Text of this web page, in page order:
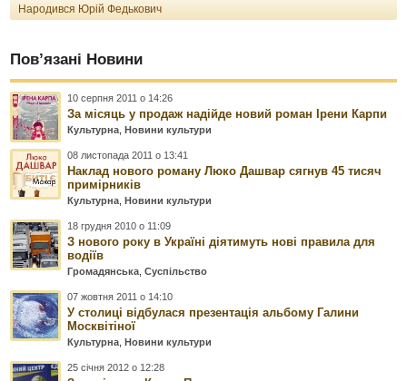
Народився Юрій Федькович
Пов’язані Новини
10 серпня 2011 о 14:26
За місяць у продаж надійде новий роман Ірени Карпи
Культурна ,Новини культури
08 листопада 2011 о 13:41
Наклад нового роману Люко Дашвар сягнув 45 тисяч
примірників
Культурна ,Новини культури
18 грудня 2010 о 11:09
З нового року в Україні діятимуть нові правила для
водіїв
Громадянська ,Суспільство
07 жовтня 2011 о 14:10
У столиці відбулася презентація альбому Галини
Москвітіної
Культурна ,Новини культури
25 січня 2012 о 12:28